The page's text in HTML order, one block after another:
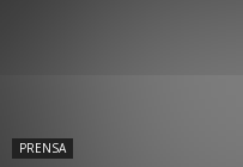
PRENSA